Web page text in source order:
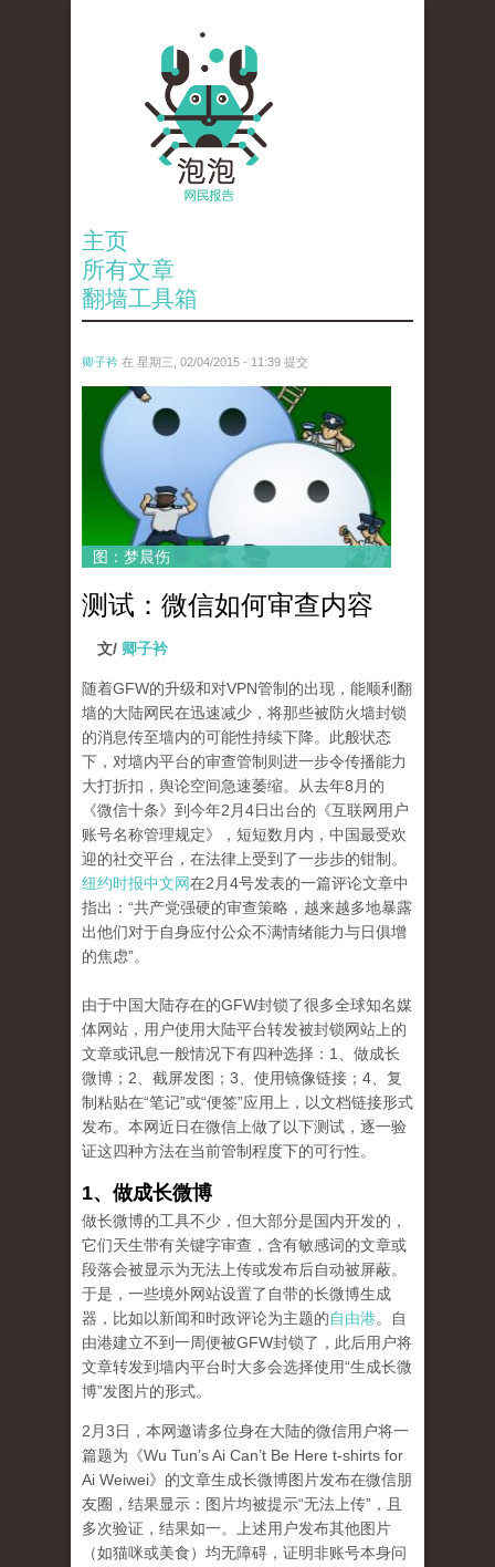
主页
所有文章
翻墙工具箱
卿子衿 在 星期三, 02/04/2015 - 11:39 提交
untitled.jpg
图：梦晨伤
测试：微信如何审查内容
文/ 卿子衿
随着GFW的升级和对VPN管制的出现，能顺利翻
墙的大陆网民在迅速减少，将那些被防火墙封锁
的消息传至墙内的可能性持续下降。此般状态
下，对墙内平台的审查管制则进一步令传播能力
大打折扣，舆论空间急速萎缩。从去年8月的
《微信十条》到今年2月4日出台的《互联网用户
账号名称管理规定》，短短数月内，中国最受欢
迎的社交平台，在法律上受到了一步步的钳制。
纽约时报中文网在2月4号发表的一篇评论文章中
指出：“共产党强硬的审查策略，越来越多地暴露
出他们对于自身应付公众不满情绪能力与日俱增
的焦虑”。
由于中国大陆存在的GFW封锁了很多全球知名媒
体网站，用户使用大陆平台转发被封锁网站上的
文章或讯息一般情况下有四种选择：1、做成长
微博；2、截屏发图；3、使用镜像链接；4、复
制粘贴在“笔记”或“便签”应用上，以文档链接形式
发布。本网近日在微信上做了以下测试，逐一验
证这四种方法在当前管制程度下的可行性。
1、做成长微博
做长微博的工具不少，但大部分是国内开发的，
它们天生带有关键字审查，含有敏感词的文章或
段落会被显示为无法上传或发布后自动被屏蔽。
于是，一些境外网站设置了自带的长微博生成
器，比如以新闻和时政评论为主题的自由港。自
由港建立不到一周便被GFW封锁了，此后用户将
文章转发到墙内平台时大多会选择使用“生成长微
博”发图片的形式。
2月3日，本网邀请多位身在大陆的微信用户将一
篇题为《Wu Tun’s Ai Can’t Be Here t-shirts for
Ai Weiwei》的文章生成长微博图片发布在微信朋
友圈，结果显示：图片均被提示“无法上传”，且
多次验证，结果如一。上述用户发布其他图片
（如猫咪或美食）均无障碍，证明非账号本身问